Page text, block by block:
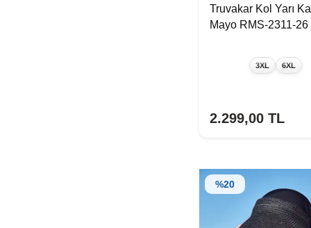
Truvakar Kol Yarı
Mayo RMS-2311-26
3XL 6XL
2.299,00 TL
%20